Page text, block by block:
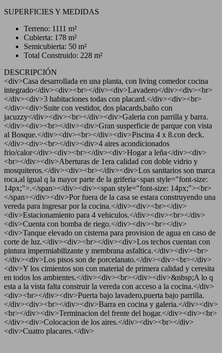
SUPERFICIES Y MEDIDAS
Terreno: 1111 m²
Cubierta: 178 m²
Semicubierta: 50 m²
Total Construido: 228 m²
DESCRIPCIÓN
<div>Casa desarrollada en una planta, con living comedor cocina
integrado</div><div><br></div><div>Lavadero</div><div><br>
</div><div>3 habitaciones todas con placard.</div><div><br>
</div><div>Suite con vestidor, dos placards,baño con
jacuzzy</div><div><br></div><div>Galeria con parrilla y barra.
</div><div><br></div><div>Gran susperficie de parque con vista
al Bosque.</div><div><br></div><div>Piscina 4 x 8.con deck.
</div><div><br></div><div>4 aires acondicionados
frio/calor</div><div><br></div><div>Hogar a leña</div><div>
<br></div><div>Aberturas de 1era calidad con doble vidrio y
mosquiteros.</div><div><br></div><div>Los sanitarios son marca
roca,al igual q la mayor parte de la griferia<span style="font-size:
14px;">.</span></div><div><span style="font-size: 14px;"><br>
</span></div><div>Por fuera de la casa se estara construyendo una
vereda para ingresar por la cocina.</div><div><br></div>
<div>Estacionamiento para 4 vehiculos.</div><div><br></div>
<div>Cuenta con bomba de riego.</div><div><br></div>
<div>Tanque elevado on cisterna para provision de agua en caso de
corte de luz.</div><div><br></div><div>Los techos cuentan con
pintura impermiabilizante y membrana asfaltica.</div><div><br>
</div><div>Los pisos son de porcelanato.</div><div><br></div>
<div>Y los cimientos son con material de primera calidad y ceresita
en todos los ambientes.</div><div><br></div><div>&nbsp;A lo q
esta a la vista falta construir la vereda con acceso a la cocina.</div>
<div><br></div><div>Puerta bajo lavadero,puerta bajo parrilla.
</div><div><br></div><div>Barra en cocina y galeria.</div><div>
<br></div><div>Terminacion del frente del hogar.</div><div><br>
</div><div>Colocacion de los aires.</div><div><br></div>
<div>Cuatro placares.</div>